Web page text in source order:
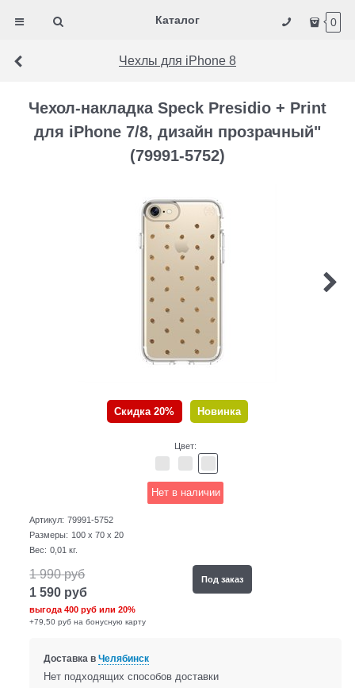
Каталог 0
Чехлы для iPhone 8
Чехол-накладка Speck Presidio + Print
для iPhone 7/8, дизайн прозрачный"
(79991-5752)
Скидка 20% Новинка
Цвет:
Нет в наличии
Артикул: 79991-5752
Размеры: 100 x 70 x 20
Вес: 0,01 кг.
1 990 руб
1 590 руб
выгода400 руб или20%
+79,50 руб на бонусную карту
Под заказ
Доставка в Челябинск
Нет подходящих способов доставки